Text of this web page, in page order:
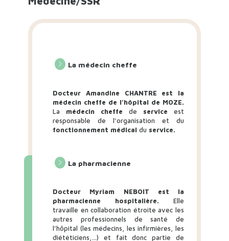
La médecin cheffe
Docteur Amandine CHANTRE est la
médecin cheffe de l’hôpital de MOZE.
La médecin cheffe de service est
responsable de l’organisation et du
fonctionnement médical du service.
La pharmacienne
Docteur Myriam NEBOIT est la
pharmacienne hospitalière. Elle
travaille en collaboration étroite avec les
autres professionnels de santé de
l’hôpital (les médecins, les infirmières, les
diététiciens,…) et fait donc partie de